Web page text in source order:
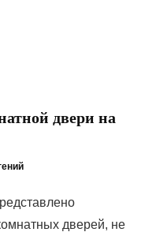
двери на
дверей, не